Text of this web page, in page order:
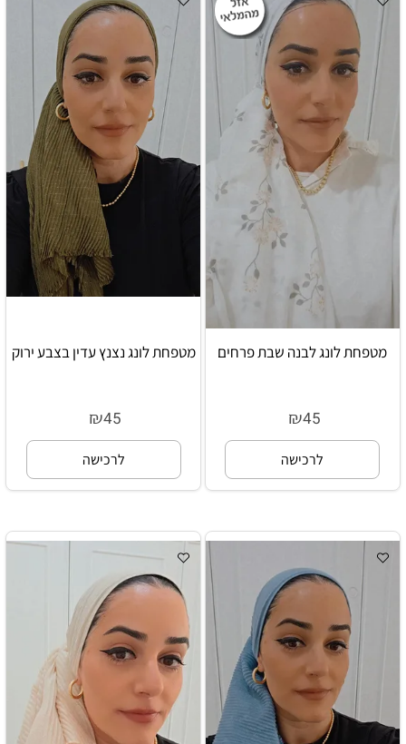
מטפחת לונג לבנה שבת פרחים
₪45
לרכישה
מטפחת לונג נצנץ עדין בצבע ירוק
₪45
לרכישה